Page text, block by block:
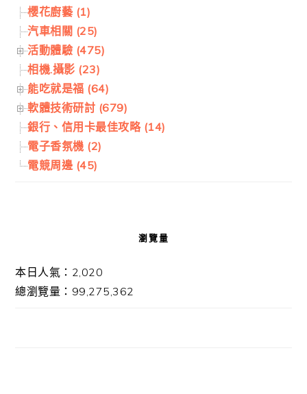
櫻花廚藝 (1)
汽車相關 (25)
活動體驗 (475)
相機.攝影 (23)
能吃就是福 (64)
軟體技術研討 (679)
銀行、信用卡最佳攻略 (14)
電子香氛機 (2)
電競周邊 (45)
瀏覽量
本日人氣：2,020
總瀏覽量：99,275,362